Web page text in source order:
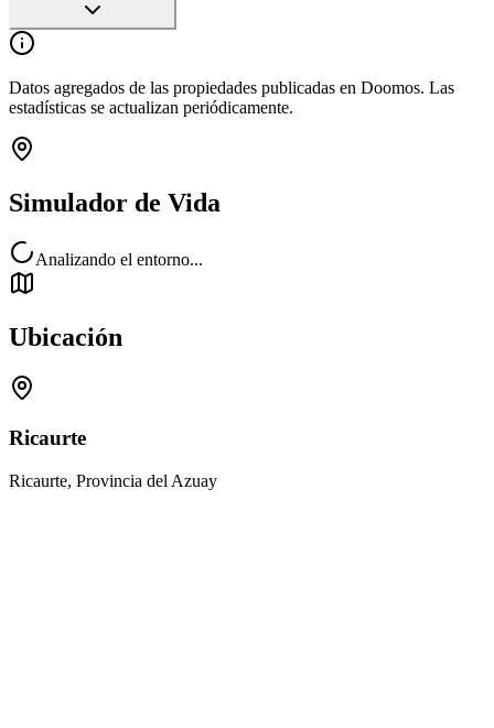
Datos agregados de las propiedades publicadas en Doomos. Las
estadísticas se actualizan periódicamente.
Simulador de Vida
Analizando el entorno...
Ubicación
Ricaurte
Ricaurte, Provincia del Azuay